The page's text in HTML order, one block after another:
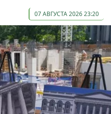
07 АВГУСТА 2026 23:20